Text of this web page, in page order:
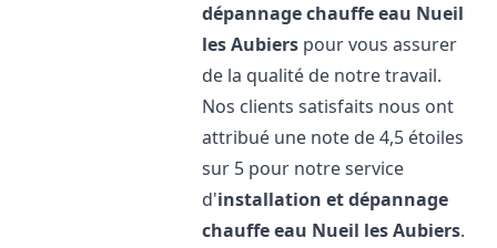
dépannage chauffe eau Nueil
les Aubiers pour vous assurer
de la qualité de notre travail.
Nos clients satisfaits nous ont
attribué une note de 4,5 étoiles
sur 5 pour notre service
d'installation et dépannage
chauffe eau Nueil les Aubiers.